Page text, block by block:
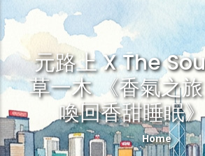
元路上 X The
草一木 《香氣之
喚回香甜睡眠
Home